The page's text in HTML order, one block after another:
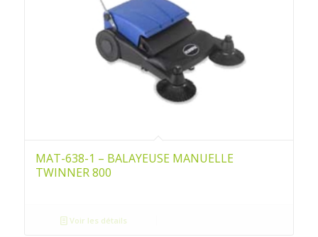
MAT-638-1 – BALAYEUSE MANUELLE
TWINNER 800
Voir les détails